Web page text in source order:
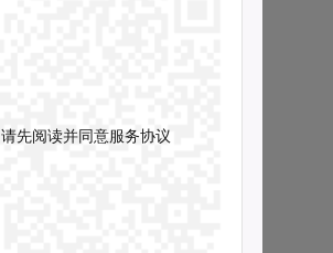
请先阅读并同意服务协议